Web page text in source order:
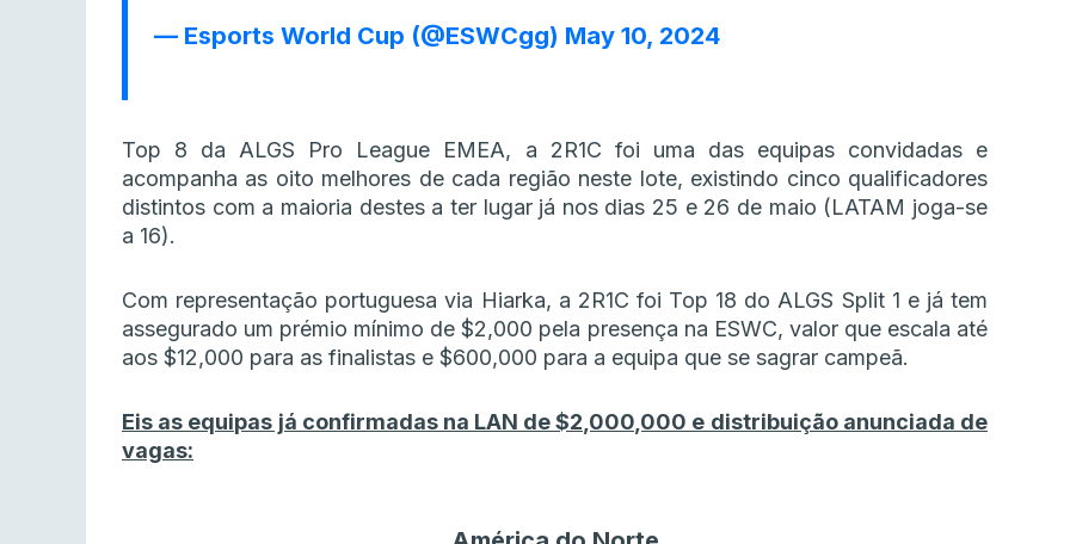
— Esports World Cup (@ESWCgg) May 10, 2024
Top 8 da ALGS Pro League EMEA, a 2R1C foi uma das equipas convidadas e
acompanha as oito melhores de cada região neste lote, existindo cinco qualificadores
distintos com a maioria destes a ter lugar já nos dias 25 e 26 de maio (LATAM joga-se
a 16).
Com representação portuguesa via Hiarka, a 2R1C foi Top 18 do ALGS Split 1 e já tem
assegurado um prémio mínimo de $2,000 pela presença na ESWC, valor que escala até
aos $12,000 para as finalistas e $600,000 para a equipa que se sagrar campeã.
Eis as equipas já confirmadas na LAN de $2,000,000 e distribuição anunciada de
vagas: